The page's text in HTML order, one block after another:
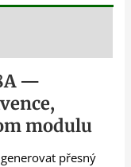
—
modulu
přesný